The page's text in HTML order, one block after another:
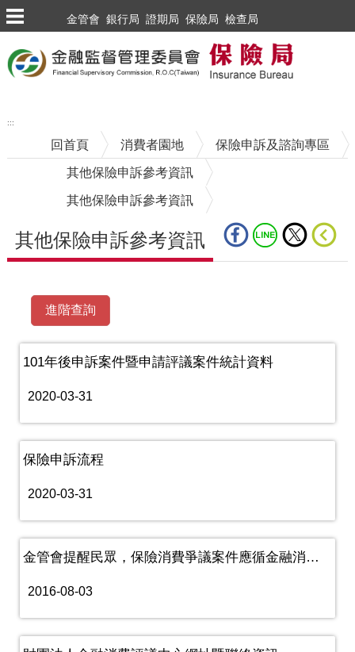
跳到主要內容區塊
金管會 銀行局 證期局 保險局 檢查局
:::
回首頁 消費者園地 保險申訴及諮詢專區
其他保險申訴參考資訊
其他保險申訴參考資訊
其他保險申訴參考資訊
101年後申訴案件暨申請評議案件統計資料
2020-03-31
保險申訴流程
2020-03-31
金管會提醒民眾，保險消費爭議案件應循金融消費者保護法爭議處理程序......
2016-08-03